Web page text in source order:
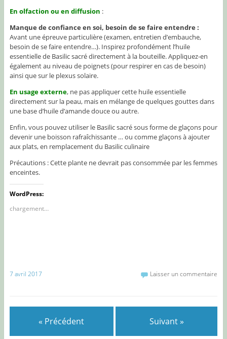
En olfaction ou en diffusion :
Manque de confiance en soi, besoin de se faire entendre :
Avant une épreuve particulière (examen, entretien d’embauche,
besoin de se faire entendre…). Inspirez profondément l’huile
essentielle de Basilic sacré directement à la bouteille. Appliquez-en
également au niveau de poignets (pour respirer en cas de besoin)
ainsi que sur le plexus solaire.
En usage externe, ne pas appliquer cette huile essentielle
directement sur la peau, mais en mélange de quelques gouttes dans
une base d’huile d’amande douce ou autre.
Enfin, vous pouvez utiliser le Basilic sacré sous forme de glaçons pour
devenir une boisson rafraîchissante … ou comme glaçons à ajouter
aux plats, en remplacement du Basilic culinaire
Précautions : Cette plante ne devrait pas consommée par les femmes
enceintes.
WordPress:
chargement…
7 avril 2017 Laisser un commentaire
« Précédent Suivant »